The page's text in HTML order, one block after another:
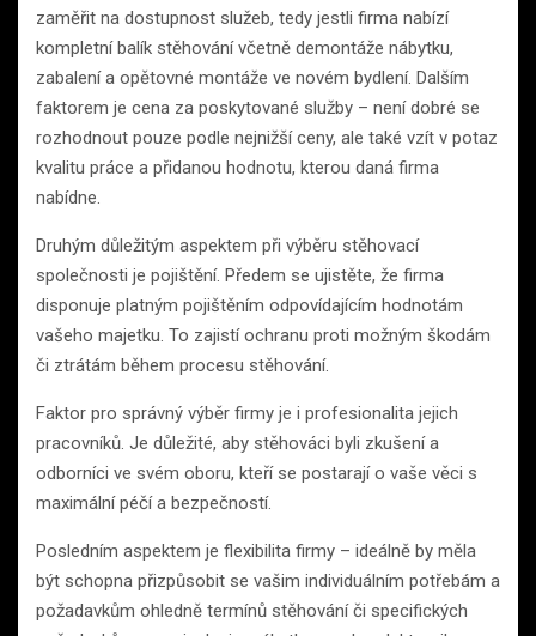
zaměřit na dostupnost služeb, tedy jestli firma nabízí
kompletní balík stěhování včetně demontáže nábytku,
zabalení a opětovné montáže ve novém bydlení. Dalším
faktorem je cena za poskytované služby – není dobré se
rozhodnout pouze podle nejnižší ceny, ale také vzít v potaz
kvalitu práce a přidanou hodnotu, kterou daná firma
nabídne.
Druhým důležitým aspektem při výběru stěhovací
společnosti je pojištění. Předem se ujistěte, že firma
disponuje platným pojištěním odpovídajícím hodnotám
vašeho majetku. To zajistí ochranu proti možným škodám
či ztrátám během procesu stěhování.
Faktor pro správný výběr firmy je i profesionalita jejich
pracovníků. Je důležité, aby stěhováci byli zkušení a
odborníci ve svém oboru, kteří se postarají o vaše věci s
maximální péčí a bezpečností.
Posledním aspektem je flexibilita firmy – ideálně by měla
být schopna přizpůsobit se vašim individuálním potřebám a
požadavkům ohledně termínů stěhování či specifických